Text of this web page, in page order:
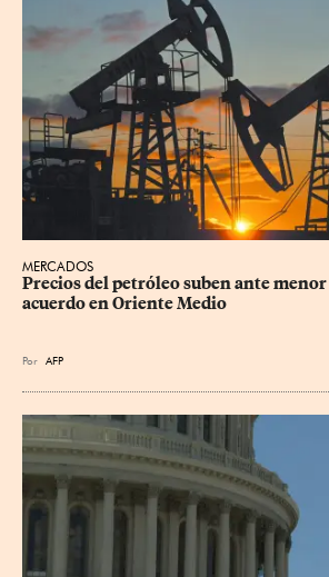
MERCADOS
Precios del petróleo suben ante
acuerdo en Oriente Medio
Por AFP